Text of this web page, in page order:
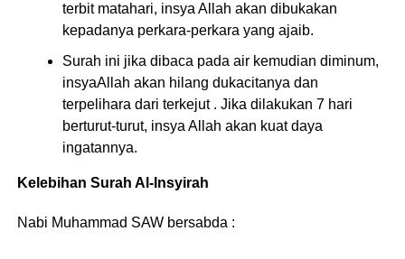
terbit matahari, insya Allah akan dibukakan
kepadanya perkara-perkara yang ajaib.
Surah ini jika dibaca pada air kemudian diminum,
insyaAllah akan hilang dukacitanya dan
terpelihara dari terkejut . Jika dilakukan 7 hari
berturut-turut, insya Allah akan kuat daya
ingatannya.
Kelebihan Surah Al-Insyirah
Nabi Muhammad SAW bersabda :